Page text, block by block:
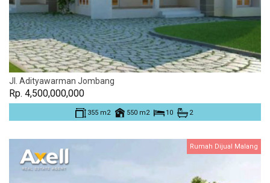
Jl. Adityawarman Jombang
Rp. 4,500,000,000
355 m2 550 m2 10 2
Rumah Dijual Malang